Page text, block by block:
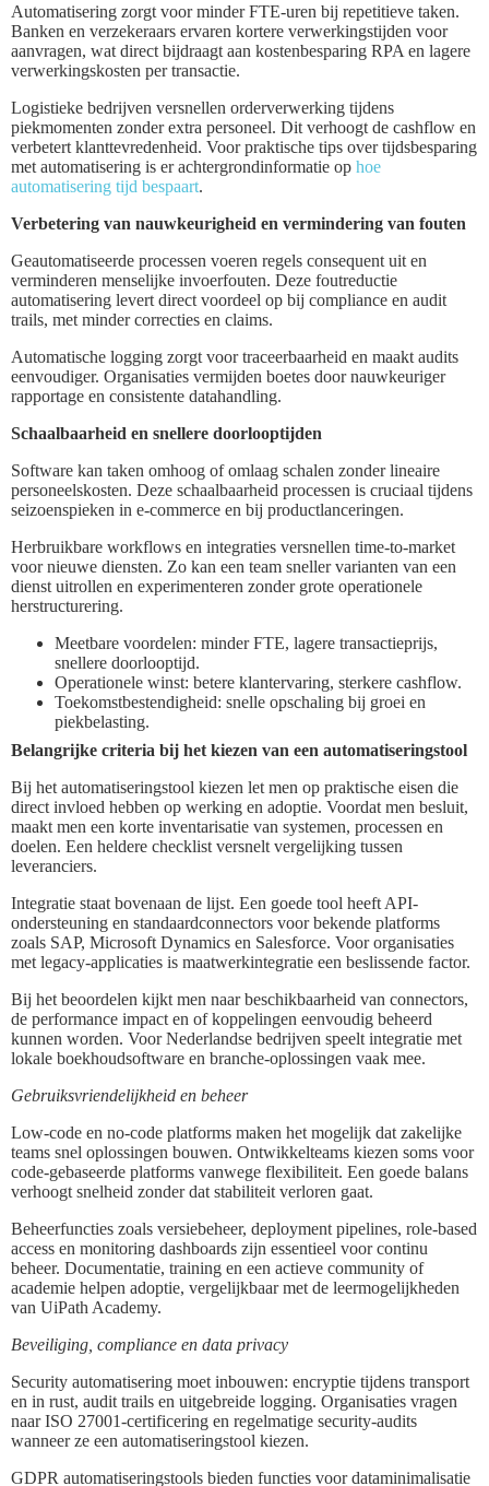
Automatisering zorgt voor minder FTE-uren bij repetitieve taken.
Banken en verzekeraars ervaren kortere verwerkingstijden voor
aanvragen, wat direct bijdraagt aan kostenbesparing RPA en lagere
verwerkingskosten per transactie.
Logistieke bedrijven versnellen orderverwerking tijdens
piekmomenten zonder extra personeel. Dit verhoogt de cashflow en
verbetert klanttevredenheid. Voor praktische tips over tijdsbesparing
met automatisering is er achtergrondinformatie op hoe
automatisering tijd bespaart.
Verbetering van nauwkeurigheid en vermindering van fouten
Geautomatiseerde processen voeren regels consequent uit en
verminderen menselijke invoerfouten. Deze foutreductie
automatisering levert direct voordeel op bij compliance en audit
trails, met minder correcties en claims.
Automatische logging zorgt voor traceerbaarheid en maakt audits
eenvoudiger. Organisaties vermijden boetes door nauwkeuriger
rapportage en consistente datahandling.
Schaalbaarheid en snellere doorlooptijden
Software kan taken omhoog of omlaag schalen zonder lineaire
personeelskosten. Deze schaalbaarheid processen is cruciaal tijdens
seizoenspieken in e-commerce en bij productlanceringen.
Herbruikbare workflows en integraties versnellen time-to-market
voor nieuwe diensten. Zo kan een team sneller varianten van een
dienst uitrollen en experimenteren zonder grote operationele
herstructurering.
Meetbare voordelen: minder FTE, lagere transactieprijs,
snellere doorlooptijd.
Operationele winst: betere klantervaring, sterkere cashflow.
Toekomstbestendigheid: snelle opschaling bij groei en
piekbelasting.
Belangrijke criteria bij het kiezen van een automatiseringstool
Bij het automatiseringstool kiezen let men op praktische eisen die
direct invloed hebben op werking en adoptie. Voordat men besluit,
maakt men een korte inventarisatie van systemen, processen en
doelen. Een heldere checklist versnelt vergelijking tussen
leveranciers.
Integratie staat bovenaan de lijst. Een goede tool heeft API-
ondersteuning en standaardconnectors voor bekende platforms
zoals SAP, Microsoft Dynamics en Salesforce. Voor organisaties
met legacy-applicaties is maatwerkintegratie een beslissende factor.
Bij het beoordelen kijkt men naar beschikbaarheid van connectors,
de performance impact en of koppelingen eenvoudig beheerd
kunnen worden. Voor Nederlandse bedrijven speelt integratie met
lokale boekhoudsoftware en branche-oplossingen vaak mee.
Gebruiksvriendelijkheid en beheer
Low-code en no-code platforms maken het mogelijk dat zakelijke
teams snel oplossingen bouwen. Ontwikkelteams kiezen soms voor
code-gebaseerde platforms vanwege flexibiliteit. Een goede balans
verhoogt snelheid zonder dat stabiliteit verloren gaat.
Beheerfuncties zoals versiebeheer, deployment pipelines, role-based
access en monitoring dashboards zijn essentieel voor continu
beheer. Documentatie, training en een actieve community of
academie helpen adoptie, vergelijkbaar met de leermogelijkheden
van UiPath Academy.
Beveiliging, compliance en data privacy
Security automatisering moet inbouwen: encryptie tijdens transport
en in rust, audit trails en uitgebreide logging. Organisaties vragen
naar ISO 27001-certificering en regelmatige security-audits
wanneer ze een automatiseringstool kiezen.
GDPR automatiseringstools bieden functies voor dataminimalisatie